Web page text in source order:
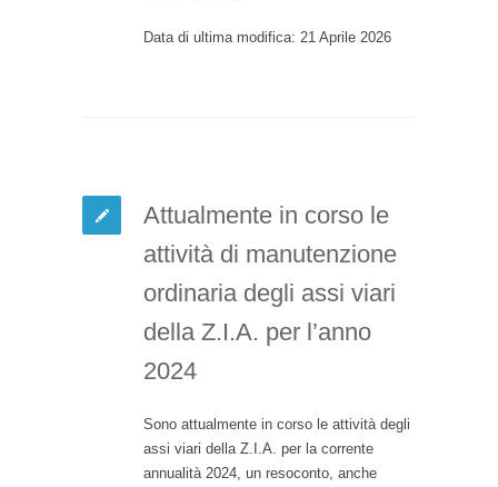
Data di ultima modifica: 21 Aprile 2026
Attualmente in corso le
attività di manutenzione
ordinaria degli assi viari
della Z.I.A. per l’anno
2024
Sono attualmente in corso le attività degli
assi viari della Z.I.A. per la corrente
annualità 2024, un resoconto, anche